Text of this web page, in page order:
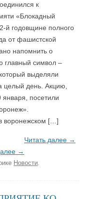
к
«Блокадный
й годовщине полного
от фашистской
напомнить о
главный символ –
выделяли
целый день. Акцию,
посетили
воронежском […]
Читать далее →
→
Новости.